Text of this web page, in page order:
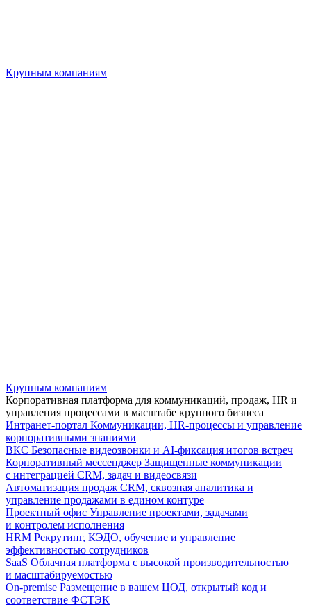
Крупным компаниям
Крупным компаниям
Корпоративная платформа для коммуникаций, продаж, HR и
управления процессами в масштабе крупного бизнеса
Интранет-портал Коммуникации, HR-процессы и управление
корпоративными знаниями
ВКС Безопасные видеозвонки и AI-фиксация итогов встреч
Корпоративный мессенджер Защищенные коммуникации
с интеграцией CRM, задач и видеосвязи
Автоматизация продаж CRM, сквозная аналитика и
управление продажами в едином контуре
Проектный офис Управление проектами, задачами
и контролем исполнения
HRM Рекрутинг, КЭДО, обучение и управление
эффективностью сотрудников
SaaS Облачная платформа с высокой производительностью
и масштабируемостью
On-premise Размещение в вашем ЦОД, открытый код и
соответствие ФСТЭК